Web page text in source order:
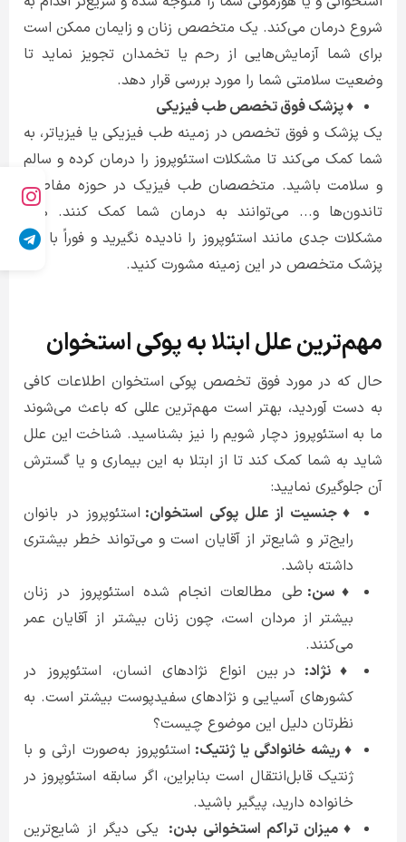
شروع درمان می‌کند. یک متخصص زنان و زایمان ممکن است
برای شما آزمایش‌هایی از رحم یا تخمدان تجویز نماید تا
وضعیت سلامتی شما را مورد بررسی قرار دهد.
♦ پزشک فوق تخصص طب فیزیکی
یک پزشک و فوق تخصص در زمینه طب فیزیکی یا فیزیاتر، به
شما کمک می‌کند تا مشکلات استئوپروز را درمان کرده و سالم
و سلامت باشید. متخصصان طب فیزیک در حوزه مفاصل،
تاندون‌ها و... می‌توانند به درمان شما کمک کنند. هرگز
مشکلات جدی مانند استئوپروز را نادیده نگیرید و فوراً با یک
پزشک متخصص در این زمینه مشورت کنید.
مهم‌ترین علل ابتلا به پوکی استخوان
حال که در مورد فوق تخصص پوکی استخوان اطلاعات کافی
به دست آوردید، بهتر است مهم‌ترین عللی که باعث می‌شوند
ما به استئوپروز دچار شویم را نیز بشناسید. شناخت این علل
شاید به شما کمک کند تا از ابتلا به این بیماری و یا گسترش
آن جلوگیری نمایید:
♦ جنسیت از علل پوکی استخوان: استئوپروز در بانوان
رایج‌تر و شایع‌تر از آقایان است و می‌تواند خطر بیشتری
داشته باشد.
♦ سن: طی مطالعات انجام شده استئوپروز در زنان
بیشتر از مردان است، چون زنان بیشتر از آقایان عمر
می‌کنند.
♦ نژاد: در بین انواع نژادهای انسان‌، استئوپروز در
کشورهای آسیایی و نژادهای سفیدپوست بیشتر است. به
نظرتان دلیل این موضوع چیست؟
♦ ریشه خانوادگی یا ژنتیک: استئوپروز به‌صورت ارثی و با
ژنتیک قابل‌انتقال است بنابراین، اگر سابقه استئوپروز در
خانواده دارید، پیگیر باشید.
♦ میزان تراکم استخوانی بدن: یکی دیگر از شایع‌ترین